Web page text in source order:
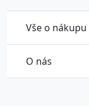
Vše o nákupu
O nás